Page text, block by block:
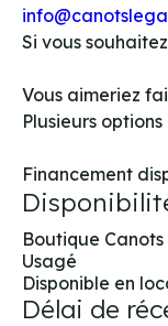
Si vous
Vous aimeriez
Plusieurs
Financement
Boutique
Usagé
Disponible en
Délai de